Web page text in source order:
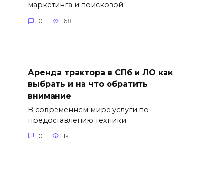
маркетинга и поисковой
0 681
Аренда трактора в СПб и ЛО как
выбрать и на что обратить
внимание
В современном мире услуги по
предоставлению техники
0 1к.